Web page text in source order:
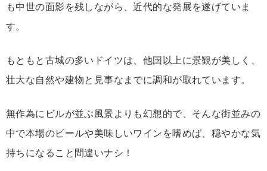
も中世の面影を残しながら、近代的な発展を遂げていま
す。
もともと古城の多いドイツは、他国以上に景観が美しく、
壮大な自然や建物と見事なまでに調和が取れています。
無作為にビルが並ぶ風景よりも幻想的で、そんな街並みの
中で本場のビールや美味しいワインを嗜めば、穏やかな気
持ちになること間違いナシ！